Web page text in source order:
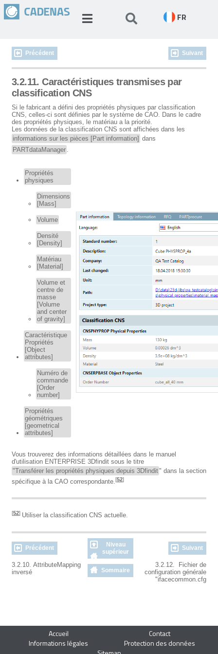
FR
Précédent Suivant
3.2.11. Caractéristiques transmises par
classification CNS
Si le fabricant a défini des propriétés physiques par classification
CNS, celles-ci sont définies par le système de CAO. Dans le cadre
des propriétés physiques, le matériau a la priorité.
Les données de la classification CNS sont affichées dans les
informations sur les pièces [Part information] dans
PARTdataManager .
Propriétés
physiques
Dimensions
[Mass]
Volume
Densité
[Density]
Matériau
[Material]
Volume et
centre de
masse
[Volume
and center
of gravity]
Caractéristique
Propriétés
[Object
attributes]
Numéro de
commande
[Order
number]
Propriétés
géométriques
[geometrical
attributes]
Vous trouverez des informations détaillées dans le manuel
d'utilisation ENTERPRISE 3Dfindit sous le titre
"Transférer les propriétés physiques depuis 3Dfindit" dans la section
spécifique à la CAO correspondante.[52]
[52] Utiliser la classification CNS actuelle.
Précédent
Niveau
supérieur
Suivant
3.2.10. AttributeMapping
inversé
Sommaire
3.2.12. Fichier de
configuration générale
"ifacecommon.cfg
Accueil
Contact
Informations légales
Protection des données